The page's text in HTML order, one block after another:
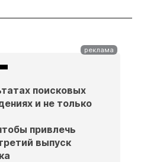
поисковых
и не только
привлечь
выпуск